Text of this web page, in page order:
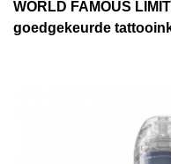
WORLD FAMOUS
goedgekeurde